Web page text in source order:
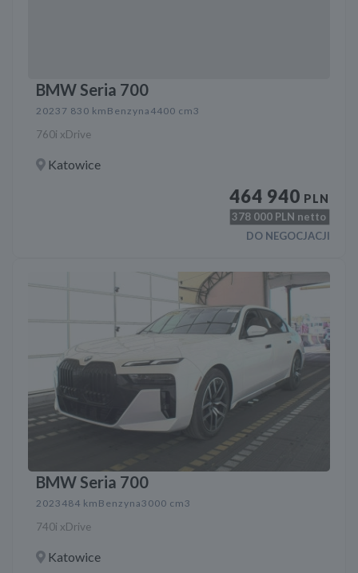
BMW Seria 700
2023 7 830 km Benzyna 4400 cm3
760i xDrive
Katowice
464 940 PLN
378 000 PLN netto
DO NEGOCJACJI
BMW Seria 700
2023 484 km Benzyna3000 cm3
740i xDrive
Katowice